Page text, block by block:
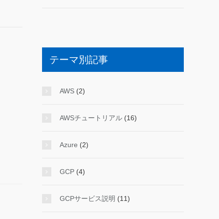
テーマ別記事
AWS (2)
AWSチュートリアル (16)
Azure (2)
GCP (4)
GCPサービス説明 (11)